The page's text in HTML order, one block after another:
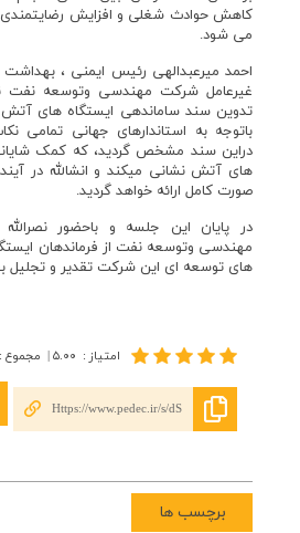
کاهش حوادث شغلی و افزایش
می شود.
احمد میرعبدالهی رئیس ایمنی ،
غیرعامل شرکت مهندسی وتوسعه نفت
تدوین سند ساماندهی ایستگاه های آتش
باتوجه به استاندارهای جهانی تمامی
دراین سند مشخص گردید، که کمک
های آتش نشانی میکند و انشالله در
صورت کامل ارائه خواهد گردید.
در پایان این جلسه و باحضور
مهندسی وتوسعه نفت از فرماندهان
های توسعه ای این شرکت تقدیر و تجلیل
امتیاز : ۵.۰۰| مجموع :
Https://www.pedec.ir/s/dS
برچسب ها